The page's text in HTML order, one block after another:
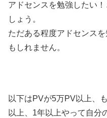
アドセンスを勉強したい
しょう。
ただある程度アドセンス
もしれません。
以下はPVが5万PV以上、
以上、1年以上やって自分